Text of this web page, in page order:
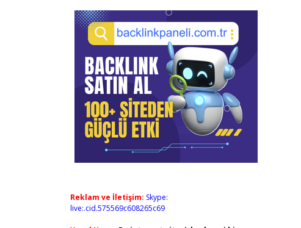
Reklam ve İletişim: Skype:
live:.cid.575569c608265c69